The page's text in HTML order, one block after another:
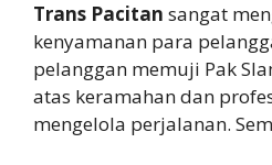
Trans Pacitan sangat
kenyamanan para
pelanggan memuji Pak
atas keramahan dan
mengelola perjalanan.